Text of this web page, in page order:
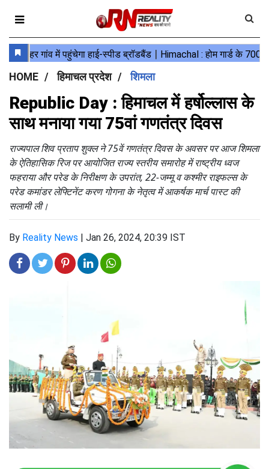
HOME हिमाचल प्रदेश शिमला
Republic Day : हिमाचल में हर्षोल्लास के
साथ मनाया गया 75वां गणतंत्र दिवस
राज्यपाल शिव प्रताप शुक्ल ने 75वें गणतंत्र दिवस के अवसर पर आज शिमला
के ऐतिहासिक रिज पर आयोजित राज्य स्तरीय समारोह में राष्ट्रीय ध्वज
फहराया और परेड के निरीक्षण के उपरांत, 22-जम्मू व कश्मीर राइफल्स के
परेड कमांडर लेफ्टिनेंट करण गोगना के नेतृत्व में आकर्षक मार्च पास्ट की
सलामी ली।
By Reality News | Jan 26, 2024, 20:39 IST